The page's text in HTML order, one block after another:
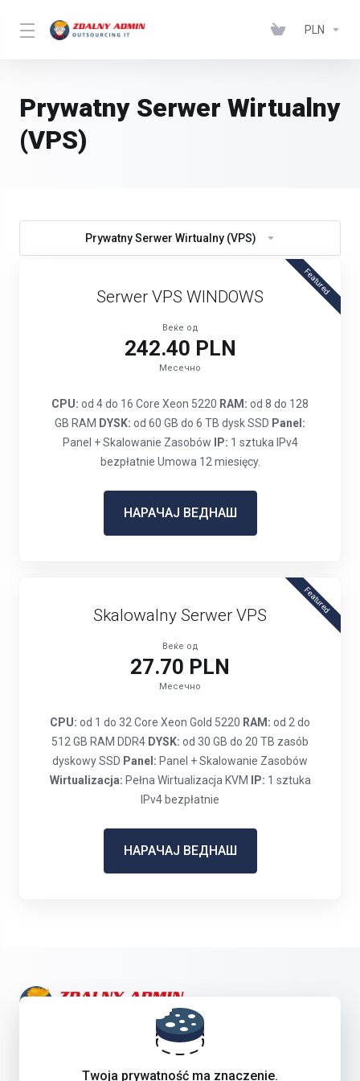
PLN
Prywatny Serwer Wirtualny
(VPS)
Prywatny Serwer Wirtualny (VPS)
Featured
Serwer VPS WINDOWS
Веќе од
242.40 PLN
Месечно
CPU: od 4 do 16 Core Xeon 5220 RAM: od 8 do 128
GB RAM DYSK: od 60 GB do 6 TB dysk SSD Panel:
Panel + Skalowanie Zasobów
IP: 1 sztuka IPv4
bezpłatnie Umowa 12 miesięcy.
НАРАЧАЈ ВЕДНАШ
Featured
Skalowalny Serwer VPS
Веќе од
27.70 PLN
Месечно
CPU: od 1 do 32 Core Xeon Gold 5220 RAM: od 2 do
512 GB RAM DDR4 DYSK: od 30 GB do 20 TB zasób
dyskowy SSD Panel: Panel + Skalowanie Zasobów
Wirtualizacja: Pełna Wirtualizacja KVM IP: 1 sztuka
IPv4 bezpłatnie
НАРАЧАЈ ВЕДНАШ
Twoja prywatność ma znaczenie.